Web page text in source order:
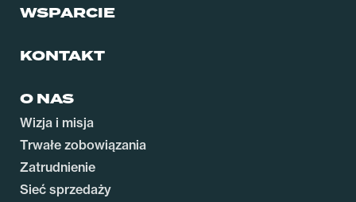
WSPARCIE
KONTAKT
O NAS
Wizja i misja
Trwałe zobowiązania
Zatrudnienie
Sieć sprzedaży